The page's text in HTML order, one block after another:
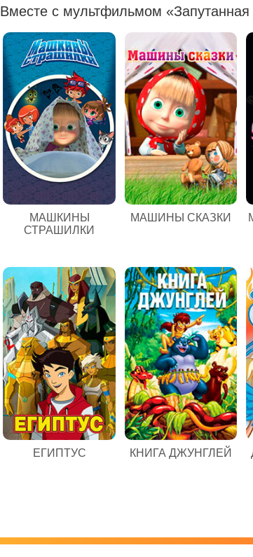
Вместе с мультфильмом «Запутанная
МАШКИНЫ
СТРАШИЛКИ
МАШИНЫ СКАЗКИ
ЕГИПТУС КНИГА ДЖУНГЛЕЙ